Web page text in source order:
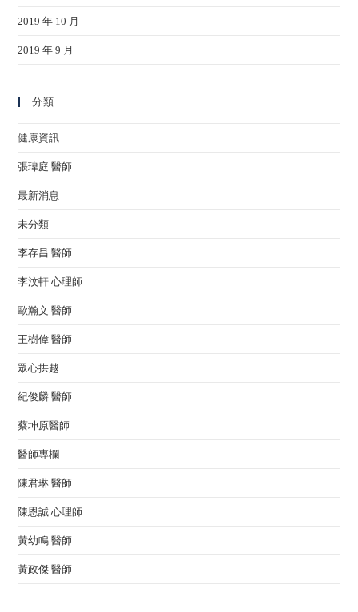
2019 年 10 月
2019 年 9 月
分類
健康資訊
張瑋庭 醫師
最新消息
未分類
李存昌 醫師
李汶軒 心理師
歐瀚文 醫師
王樹偉 醫師
眾心拱越
紀俊麟 醫師
蔡坤原醫師
醫師專欄
陳君琳 醫師
陳恩誠 心理師
黃幼鳴 醫師
黃政傑 醫師